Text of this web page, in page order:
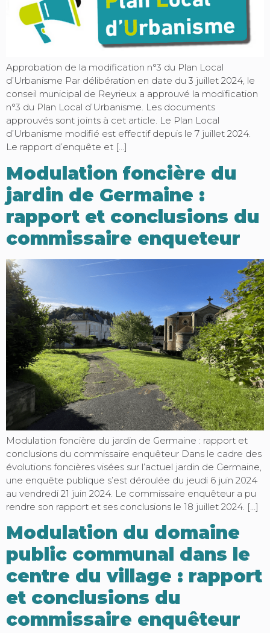
Approbation de la modification n°3 du Plan Local
d’Urbanisme Par délibération en date du 3 juillet 2024, le
conseil municipal de Reyrieux a approuvé la modification
n°3 du Plan Local d’Urbanisme. Les documents
approuvés sont joints à cet article. Le Plan Local
d’Urbanisme modifié est effectif depuis le 7 juillet 2024.
Le rapport d’enquête et […]
Modulation foncière du
jardin de Germaine :
rapport et conclusions du
commissaire enqueteur
Modulation foncière du jardin de Germaine : rapport et
conclusions du commissaire enquêteur Dans le cadre des
évolutions foncières visées sur l’actuel jardin de Germaine,
une enquête publique s’est déroulée du jeudi 6 juin 2024
au vendredi 21 juin 2024. Le commissaire enquêteur a pu
rendre son rapport et ses conclusions le 18 juillet 2024. […]
Modulation du domaine
public communal dans le
centre du village : rapport
et conclusions du
commissaire enquêteur